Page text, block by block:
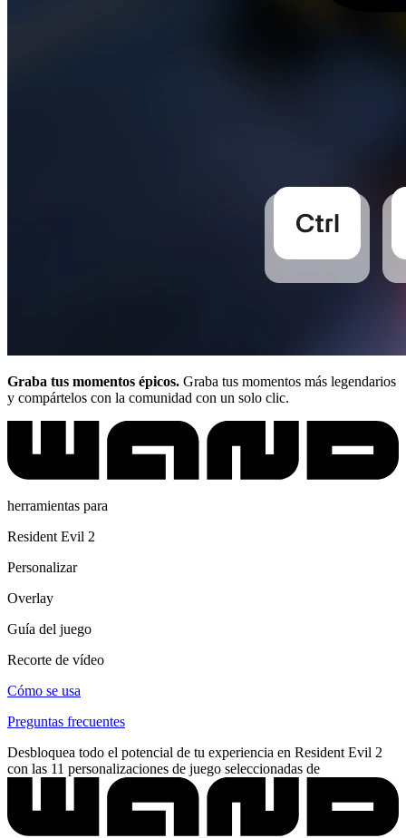
Graba tus momentos épicos. Graba tus momentos más legendarios
y compártelos con la comunidad con un solo clic.
herramientas para
Resident Evil 2
Personalizar
Overlay
Guía del juego
Recorte de vídeo
Cómo se usa
Preguntas frecuentes
Desbloquea todo el potencial de tu experiencia en Resident Evil 2
con las 11 personalizaciones de juego seleccionadas de